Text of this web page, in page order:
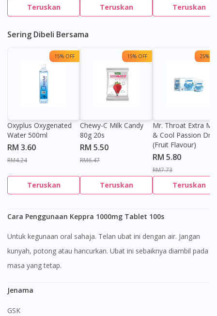
Teruskan Teruskan Teruskan
Sering Dibeli Bersama
15% OFF
Oxyplus Oxygenated
Water 500ml
RM 3.60
RM4.24
Teruskan
15% OFF
Chewy-C Milk Candy
80g 20s
RM 5.50
RM6.47
Teruskan
25%
Mr. Throat Extra
& Cool Passion
(Fruit Flavour)
RM 5.80
RM7.73
Teruskan
Cara Penggunaan Keppra 1000mg Tablet 100s
Untuk kegunaan oral sahaja. Telan ubat ini dengan air. Jangan
kunyah, potong atau hancurkan. Ubat ini sebaiknya diambil pada
masa yang tetap.
Jenama
GSK